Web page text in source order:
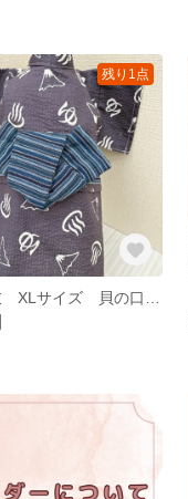
残り1点